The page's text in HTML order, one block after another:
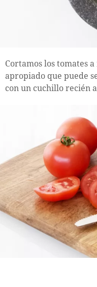
Cortamos los tomates
apropiado que puede
con un cuchillo recién